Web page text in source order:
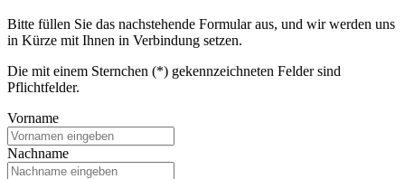
Bitte füllen Sie das nachstehende Formular aus, und wir werden uns
in Kürze mit Ihnen in Verbindung setzen.
Die mit einem Sternchen (*) gekennzeichneten Felder sind
Pflichtfelder.
Vorname
Nachname